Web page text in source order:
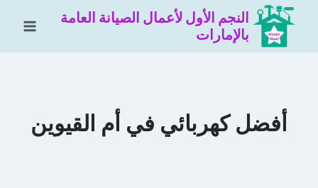
التجاوز
المحتوى
النجم الأول لأعمال الصيانة العامة
بالإمارات
أفضل كهربائي في أم القيوين